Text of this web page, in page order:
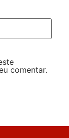
comentar.